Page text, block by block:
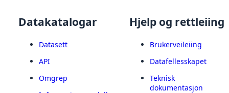
Datakatalogar
Datasett
API
Omgrep
Hjelp og rettleiing
Brukerveileiing
Datafellesskapet
Teknisk
dokumentasjon